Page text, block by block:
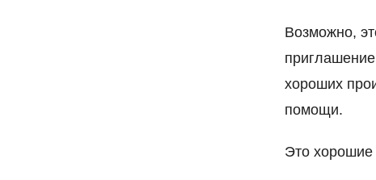
Возможно,
хороших
помощи.
Это хорошие